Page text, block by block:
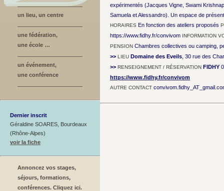
un lieu, un centre
une fédération,
une école …
un événement,
une conférence
Dernier inscrit
Géraldine SOARES, Bourdeaux
(Rhône-Alpes)
voir la fiche
Annoncez vos stages,
séjours, formations,
conférences. Cliquez ici.
expérimentés (Jacques Vigne, Swami
Samuela et Alessandro). Un espace de
HORAIRES En fonction des ateliers proposés
https://www.fidhy.fr/convivom INFORMATION
PENSION Chambres collectives ou camping,
>> LIEU Domaine des Eveils , 30 rue des
>> RENSEIGNEMENT / RÉSERVATION FIDHY
https://www.fidhy.fr/convivom
AUTRE CONTACT